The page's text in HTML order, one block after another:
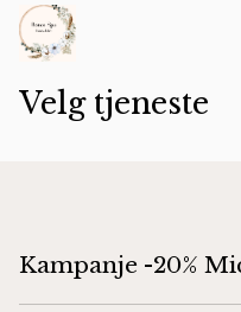
Velg tjeneste
Kampanje -20%